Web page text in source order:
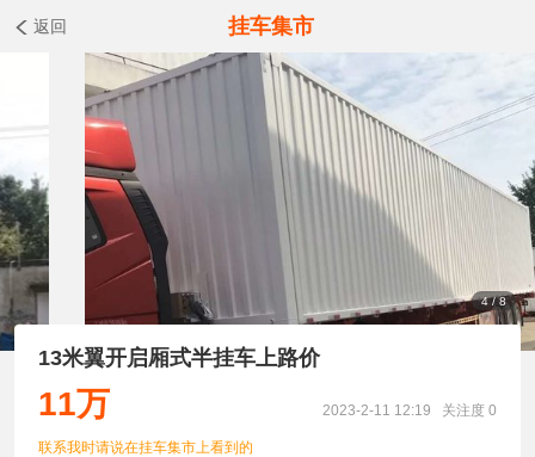
返回 挂车集市
4/8
13米翼开启厢式半挂车上路价
11万 2023-2-11 12:19 关注度 0
联系我时请说在挂车集市上看到的